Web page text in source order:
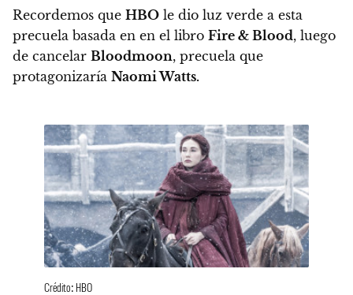
Recordemos que HBO le dio luz verde a esta
precuela basada en en el libro Fire & Blood, luego
de cancelar Bloodmoon, precuela que
protagonizaría Naomi Watts.
Crédito: HBO